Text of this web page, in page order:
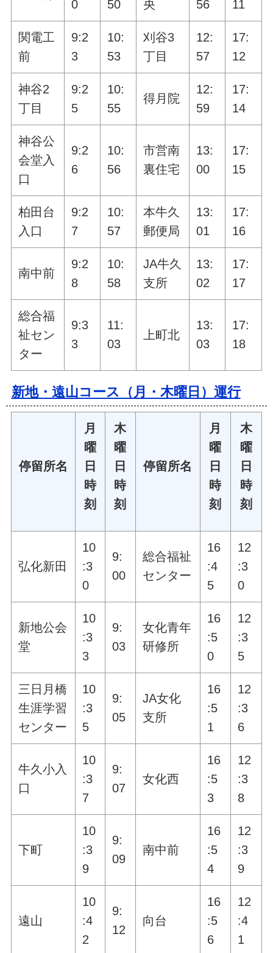
0 50 央 56 11
関電工
前
9:2
3
10:
53
刈谷3
丁目
12:
57
17:
12
神谷2
丁目
9:2
5
10:
55
得月院
12:
59
17:
14
神谷公
会堂入
口
9:2
6
10:
56
市営南
裏住宅
13:
00
17:
15
柏田台
入口
9:2
7
10:
57
本牛久
郵便局
13:
01
17:
16
南中前
9:2
8
10:
58
JA牛久
支所
13:
02
17:
17
総合福
祉セン
ター
9:3
3
11:
03
上町北
13:
03
17:
18
新地・遠山コース（月・木曜日）運行
停留所名
月
曜
日
時
刻
木
曜
日
時
刻
停留所名
月
曜
日
時
刻
木
曜
日
時
刻
弘化新田
10
:3
0
9:
00
総合福祉
センター
16
:4
5
12
:3
0
新地公会
堂
10
:3
3
9:
03
女化青年
研修所
16
:5
0
12
:3
5
三日月橋
生涯学習
センター
10
:3
5
9:
05
JA女化
支所
16
:5
1
12
:3
6
牛久小入
口
10
:3
7
9:
07
女化西
16
:5
3
12
:3
8
下町
10
:3
9
9:
09
南中前
16
:5
4
12
:3
9
遠山
10
:4
2
9:
12
向台
16
:5
6
12
:4
1